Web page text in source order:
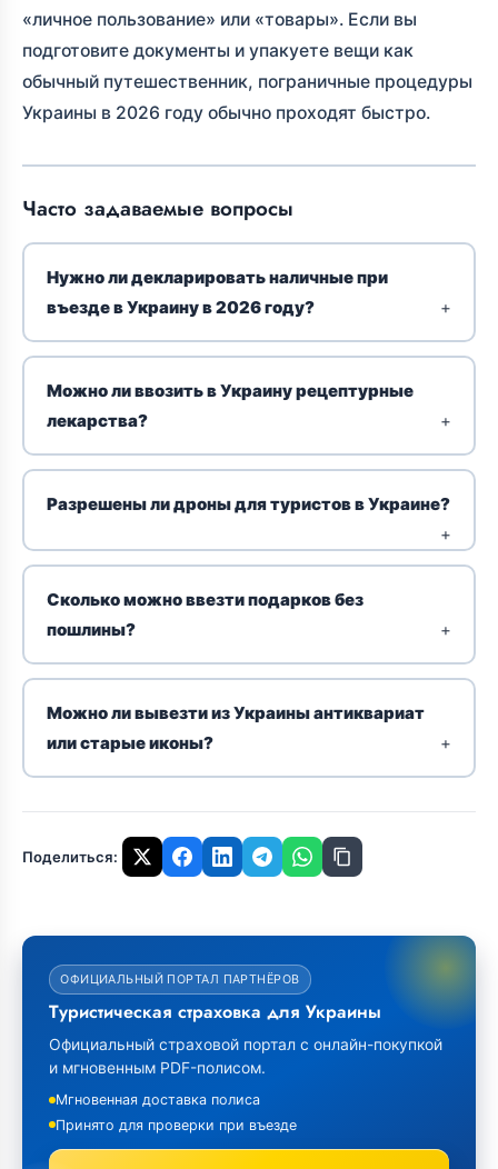
«личное пользование» или «товары». Если вы
подготовите документы и упакуете вещи как
обычный путешественник, пограничные процедуры
Украины в 2026 году обычно проходят быстро.
Часто задаваемые вопросы
Нужно ли декларировать наличные при
въезде в Украину в 2026 году?
Можно ли ввозить в Украину рецептурные
лекарства?
Разрешены ли дроны для туристов в Украине?
Сколько можно ввезти подарков без
пошлины?
Можно ли вывезти из Украины антиквариат
или старые иконы?
Поделиться:
ОФИЦИАЛЬНЫЙ ПОРТАЛ ПАРТНЁРОВ
Туристическая страховка для Украины
Официальный страховой портал с онлайн-покупкой
и мгновенным PDF-полисом.
Мгновенная доставка полиса
Принято для проверки при въезде